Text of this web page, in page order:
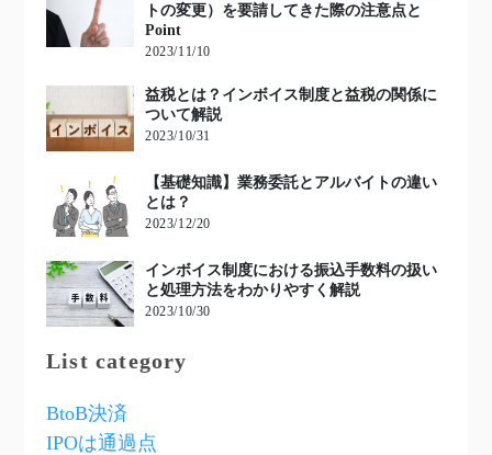
トの変更）を要請してきた際の注意点と
Point
2023/11/10
益税とは？インボイス制度と益税の関係に
ついて解説
2023/10/31
【基礎知識】業務委託とアルバイトの違い
とは？
2023/12/20
インボイス制度における振込手数料の扱い
と処理方法をわかりやすく解説
2023/10/30
List category
BtoB決済
IPOは通過点